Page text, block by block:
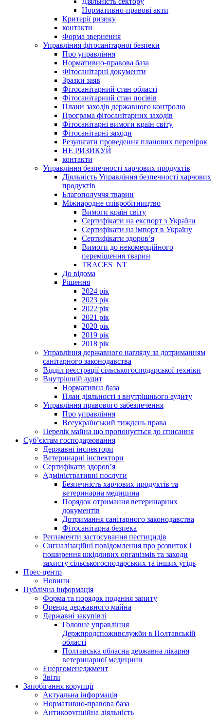
Нормативно-правові акти
Критерії ризику
контакти
Форма звернення
Управління фітосанітарної безпеки
Про управління
Нормативно-правова база
Фітосанітарні документи
Зразки заяв
Фітосанітарний стан області
Фітосанітарний стан посівів
Плани заходів державного контролю
Програма фітосанітарних заходів
Фітосанітарні вимоги країн світу
Фітосанітарні заходи
Результати проведення планових перевірок
НЕ РИЗИКУЙ
контакти
Управління безпечності харчових продуктів
Діяльність Управління безпечності харчових
продуктів
Благополуччя тварин
Міжнародне співробітництво
Вимоги країн світу
Сертифікати на експорт з України
Сертифікати на імпорт в Україну
Сертифікати здоров’я
Вимоги до некомерційного
переміщення тварин
TRACES_NT
До відома
Рішення
2024 рік
2023 рік
2022 рік
2021 рік
2020 рік
2019 рік
2018 рік
Управління державного нагляду за дотриманням
санітарного законодавства
Відділ реєстрації сільськогосподарської техніки
Внутрішній аудит
Нормативна база
План діяльності з внутрішнього аудиту
Управління правового забезпечення
Про управління
Всеукраїнський тиждень права
Перелік майна що пропонується до списання
Суб’єктам господарювання
Державні інспектори
Ветеринарні інспектори
Сертифікати здоров’я
Адміністративні послуги
Безпечність харчових продуктів та
ветеринарна медицина
Порядок отримання ветеринарних
документів
Дотримання санітарного законодавства
Фітосанітарна безпека
Регламенти застосування пестицидів
Сигналізаційні повідомлення про розвиток і
поширення шкідливих організмів та заходи
захисту сільськогосподарських та інших угідь
Прес-центр
Новини
Публічна інформація
Форма та порядок подання запиту
Оренда державного майна
Державні закупівлі
Головне управління
Держпродспоживслужби в Полтавській
області
Полтавська обласна державна лікарня
ветеринарної медицини
Енергоменеджмент
Звіти
Запобігання корупції
Актуальна інформація
Нормативно-правова база
Антикорупційна діяльність